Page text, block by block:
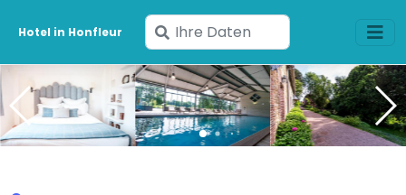
Hotel in Honfleur
Geben
Sie
Ihre
Daten
ein